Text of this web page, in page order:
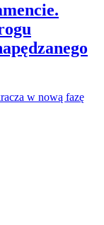
w nową fazę